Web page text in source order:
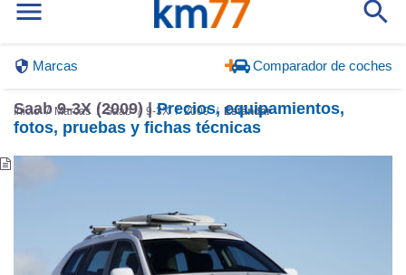
Marcas Comparador de coches
Inicio Marcas Saab 9-3X 2009 Estándar
Saab 9-3X (2009) |Precios, equipamientos,
fotos, pruebas y fichas técnicas